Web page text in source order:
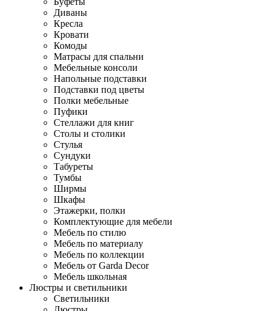
Диваны
Кресла
Кровати
Комоды
Матрасы для спальни
Мебельные консоли
Напольные подставки
Подставки под цветы
Полки мебельные
Пуфики
Стеллажи для книг
Столы и столики
Стулья
Сундуки
Табуреты
Тумбы
Ширмы
Шкафы
Этажерки, полки
Комплектующие для мебели
Мебель по стилю
Мебель по материалу
Мебель по коллекции
Мебель от Garda Decor
Мебель школьная
Люстры и светильники
Светильники